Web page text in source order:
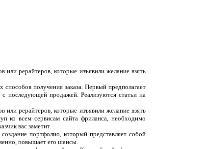
рерайтеров, которые изъявили желание взять
получения заказа. Первый предполагает
с последующей продажей. Реализуются статьи на
рерайтеров, которые изъявили желание взять
ко всем сервисам сайта фриланса, необходимо
вас заметит.
портфолио, который представляет собой
повышает его шансы.